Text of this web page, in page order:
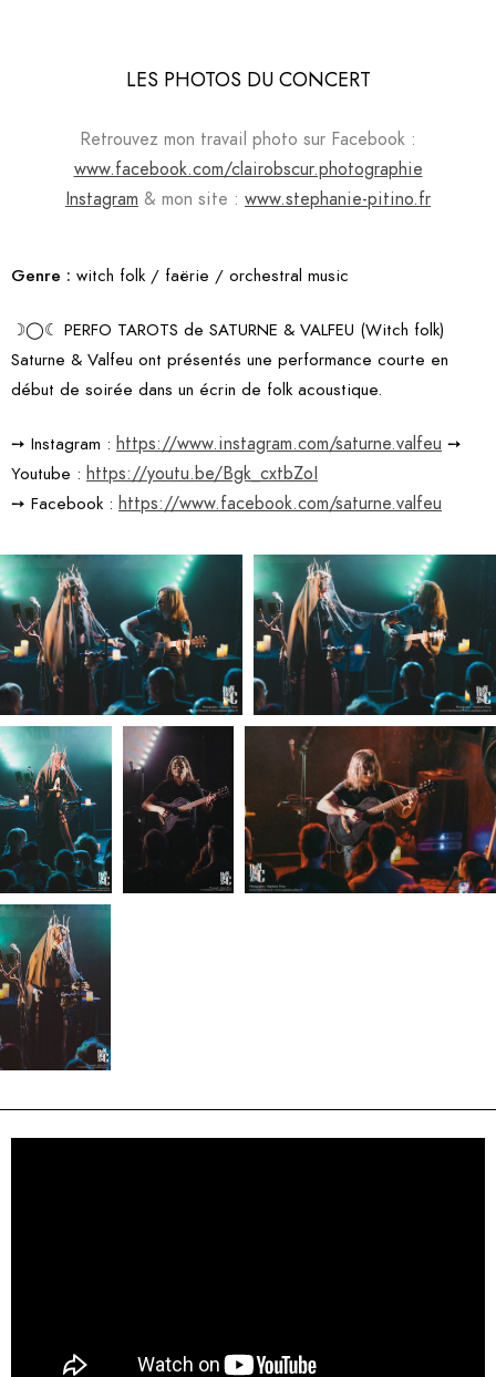
LES PHOTOS DU CONCERT
Retrouvez mon travail photo sur Facebook :
www.facebook.com/clairobscur.photographie
Instagram & mon site : www.stephanie-pitino.fr
Genre : witch folk / faërie / orchestral music
☽◯☾ PERFO TAROTS de SATURNE & VALFEU (Witch folk)
Saturne & Valfeu ont présentés une performance courte en
début de soirée dans un écrin de folk acoustique.
➙ Instagram : https://www.instagram.com/saturne.valfeu ➙
Youtube : https://youtu.be/Bgk_cxtbZoI
➙ Facebook : https://www.facebook.com/saturne.valfeu